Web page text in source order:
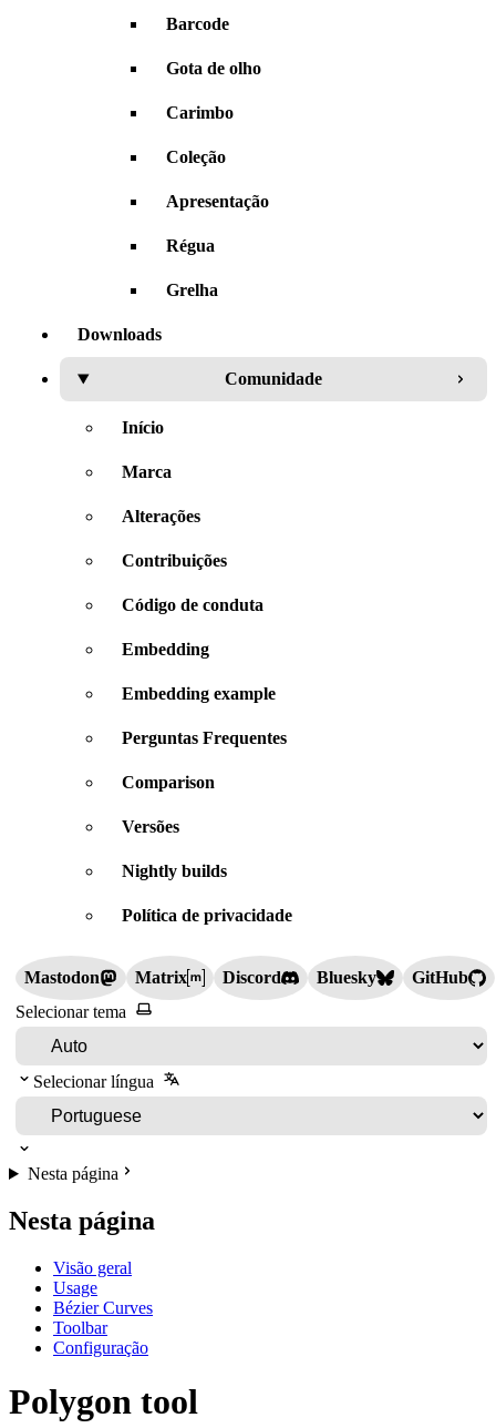
Barcode
Gota de olho
Carimbo
Coleção
Apresentação
Régua
Grelha
Downloads
Comunidade
Início
Marca
Alterações
Contribuições
Código de conduta
Embedding
Embedding example
Perguntas Frequentes
Comparison
Versões
Nightly builds
Política de privacidade
Mastodon Matrix Discord Bluesky
GitHub
Selecionar tema
Selecionar língua
Nesta página
Nesta página
Visão geral
Usage
Bézier Curves
Toolbar
Configuração
Polygon tool